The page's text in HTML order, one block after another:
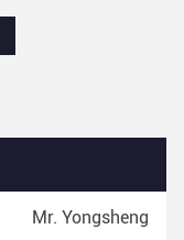
Mr. Yongsheng